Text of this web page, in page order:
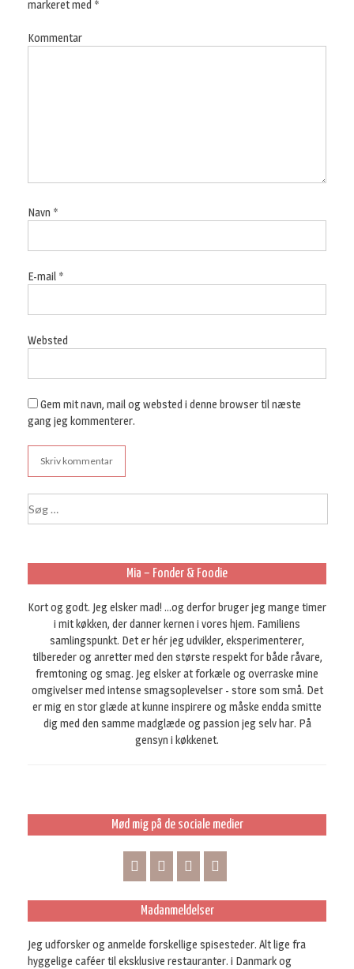
markeret med *
Kommentar
Navn *
E-mail *
Websted
Gem mit navn, mail og websted i denne browser til næste
gang jeg kommenterer.
S
t
e
Mia – Fonder & Foodie
Kort og godt. Jeg elsker mad! ...og derfor bruger jeg mange timer
i mit køkken, der danner kernen i vores hjem. Familiens
samlingspunkt. Det er hér jeg udvikler, eksperimenterer,
tilbereder og anretter med den største respekt for både råvare,
fremtoning og smag. Jeg elsker at forkæle og overraske mine
omgivelser med intense smagsoplevelser - store som små. Det
er mig en stor glæde at kunne inspirere og måske endda smitte
dig med den samme madglæde og passion jeg selv har. På
gensyn i køkkenet.
Mød mig på de sociale medier
Madanmeldelser
Jeg udforsker og anmelde forskellige spisesteder. Alt lige fra
hyggelige caféer til eksklusive restauranter. i Danmark og